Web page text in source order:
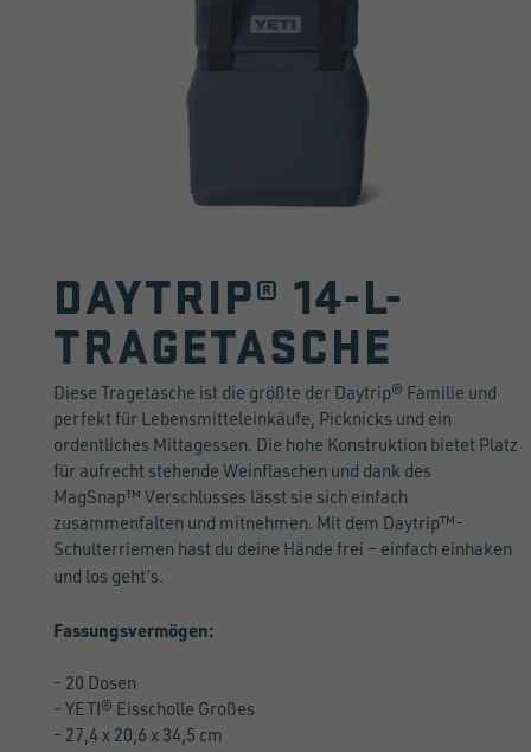
DAYTRIP® 14-L-
TRAGETASCHE
Diese Tragetasche ist die größte der Daytrip® Familie und
perfekt für Lebensmitteleinkäufe, Picknicks und ein
ordentliches Mittagessen. Die hohe Konstruktion bietet Platz
für aufrecht stehende Weinflaschen und dank des
MagSnap™ Verschlusses lässt sie sich einfach
zusammenfalten und mitnehmen. Mit dem Daytrip™-
Schulterriemen hast du deine Hände frei – einfach einhaken
und los geht’s.
Fassungsvermögen:
- 20 Dosen
- YETI® Eisscholle Großes
- 27,4 x 20,6 x 34,5 cm